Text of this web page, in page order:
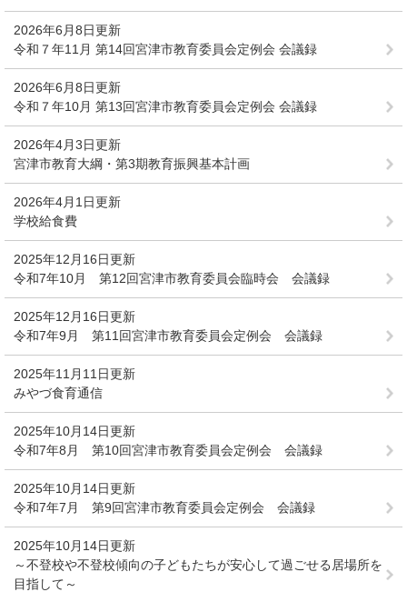
2026年6月8日更新
令和７年11月 第14回宮津市教育委員会定例会 会議録
2026年6月8日更新
令和７年10月 第13回宮津市教育委員会定例会 会議録
2026年4月3日更新
宮津市教育大綱・第3期教育振興基本計画
2026年4月1日更新
学校給食費
2025年12月16日更新
令和7年10月 第12回宮津市教育委員会臨時会 会議録
2025年12月16日更新
令和7年9月 第11回宮津市教育委員会定例会 会議録
2025年11月11日更新
みやづ食育通信
2025年10月14日更新
令和7年8月 第10回宮津市教育委員会定例会 会議録
2025年10月14日更新
令和7年7月 第9回宮津市教育委員会定例会 会議録
2025年10月14日更新
～不登校や不登校傾向の子どもたちが安心して過ごせる居場所を
目指して～